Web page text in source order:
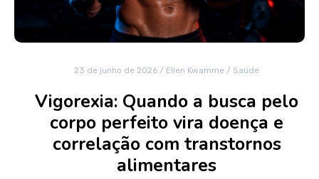
23 de junho de 2026 / Ellen Kwamme / Saúde
Vigorexia: Quando a busca pelo
corpo perfeito vira doença e
correlação com transtornos
alimentares